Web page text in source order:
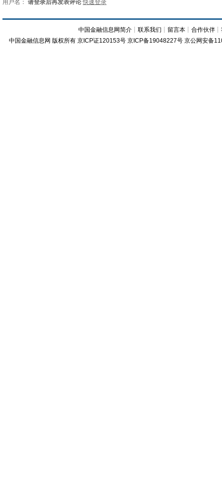
用户名： 请登录后再发表评论 快速登录
中国金融信息网简介 ┊联系我们 ┊ 留言本 ┊合作伙伴 ┊
中国金融信息网 版权所有 京ICP证120153号 京ICP备19048227号 京公网安备